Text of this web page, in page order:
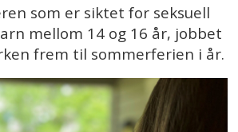
som er siktet for seksuell
mellom 14 og 16 år, jobbet
frem til sommerferien i år.